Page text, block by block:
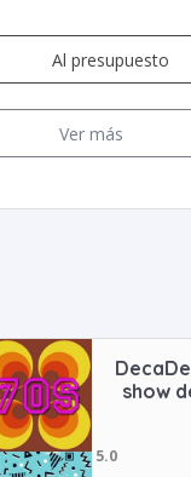
Al presupuesto
Ver más
show
5.0